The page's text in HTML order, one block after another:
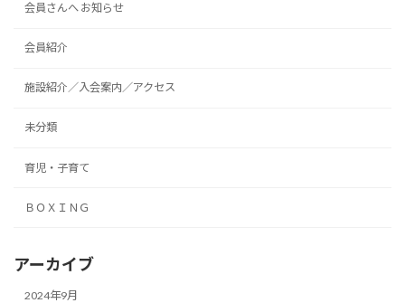
会員さんへ お知らせ
会員紹介
施設紹介／入会案内／アクセス
未分類
育児・子育て
ＢＯＸＩＮＧ
アーカイブ
2024年9月